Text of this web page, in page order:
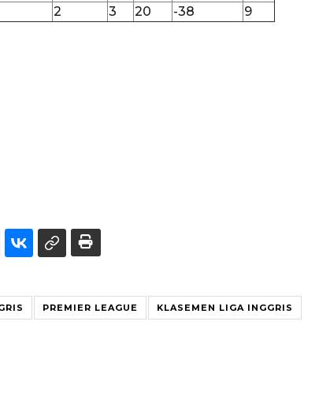
2 3 20 -38 9
PREMIER LEAGUE KLASEMEN LIGA INGGRIS
28 April 2026 6:17 WIB